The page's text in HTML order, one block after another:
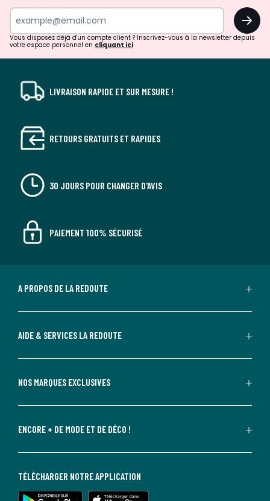
surprises?
OK
Vous disposez déjà d'un compte client ? Inscrivez-vous à la newsletter depuis
votre espace personnel en cliquant ici
LIVRAISON RAPIDE ET SUR MESURE !
RETOURS GRATUITS ET RAPIDES
30 JOURS POUR CHANGER D'AVIS
PAIEMENT 100% SÉCURISÉ
A PROPOS DE LA REDOUTE
AIDE & SERVICES LA REDOUTE
NOS MARQUES EXCLUSIVES
ENCORE + DE MODE ET DE DÉCO !
TÉLÉCHARGER NOTRE APPLICATION